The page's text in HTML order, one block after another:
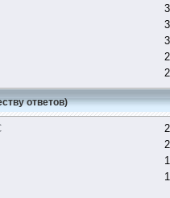
ответов)